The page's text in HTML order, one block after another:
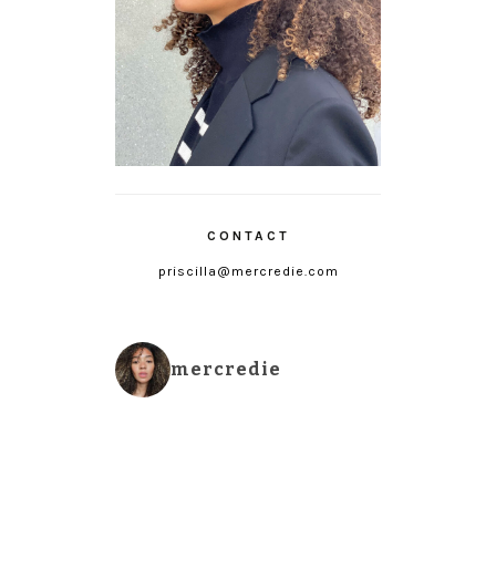
CONTACT
priscilla@mercredie.com
mercredie